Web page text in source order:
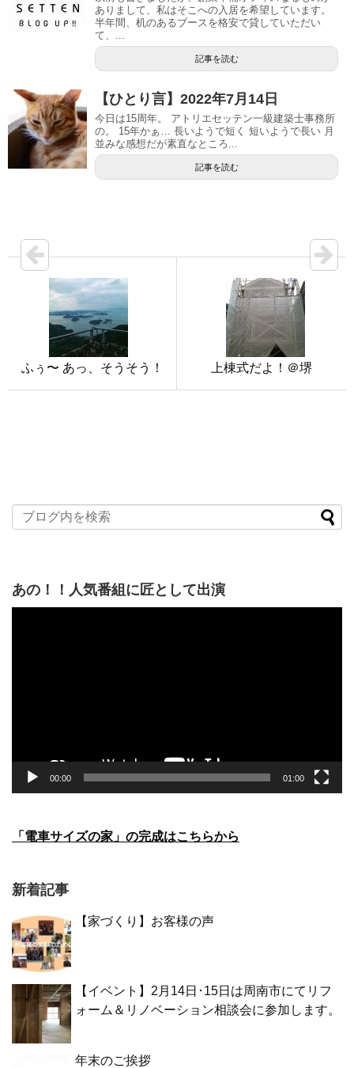
ありまして、私はそこへの入居を希望しています。
半年間、机のあるブースを格安で貸していただい
て、...
記事を読む
【ひとり言】2022年7月14日
今日は15周年。 アトリエセッテン一級建築士事務所
の。 15年かぁ… 長いようで短く 短いようで長い 月
並みな感想だが素直なところ...
記事を読む
ふぅ〜 あっ、そうそう！ 上棟式だよ！＠堺
あの！！人気番組に匠として出演
00:00 01:00
「電車サイズの家」の完成はこちらから
新着記事
【家づくり】お客様の声
【イベント】2月14日･15日は周南市にてリフ
ォーム＆リノベーション相談会に参加します。
年末のご挨拶